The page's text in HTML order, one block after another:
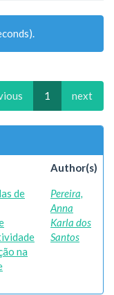
1 next
Author(s)
de
na
Pereira,
Anna
Karla dos
Santos